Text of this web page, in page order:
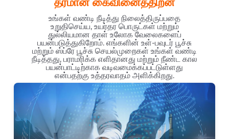
உங்கள் வண்டி நீடித்து நிலைத்திருப்பதை
உறுதிசெய்ய, உயர்தர பொருட்கள் மற்றும்
துல்லியமான தாள் உலோக வேலைகளைப்
பயன்படுத்துகிறோம். எங்களின் உள்-பவுடர் பூச்சு
மற்றும் ஸ்ப்ரே பூச்சு செயல்முறைகள் உங்கள் வண்டி
நீடித்தது, பராமரிக்க எளிதானது மற்றும் நீண்ட கால
பயன்பாட்டிற்காக வடிவமைக்கப்பட்டுள்ளது
என்பதற்கு உத்தரவாதம் அளிக்கிறது.